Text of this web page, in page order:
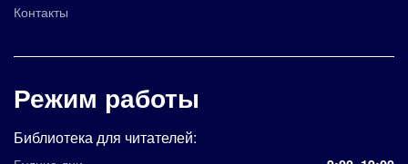
Контакты
Режим работы
Библиотека для читателей: